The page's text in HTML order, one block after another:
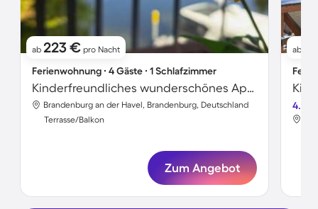
ab 223 € pro Nacht
Ferienwohnung ∙ 4 Gäste ∙ 1 Schlafzimmer
Kinderfreundliches wunderschönes Apartment | Seeblick | Strand in der Nähe
Brandenburg an der Havel, Brandenburg, Deutschland
Terrasse/Balkon
Zum Angebot
ab
4.0